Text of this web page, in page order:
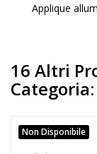
Applique
16 Altri
Categoria:
Non Disponibile